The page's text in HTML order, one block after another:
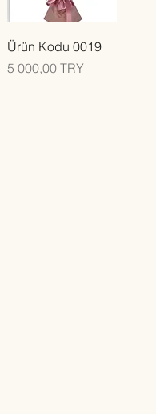
Ürün Kodu 0019
Цена
5 000,00 TRY